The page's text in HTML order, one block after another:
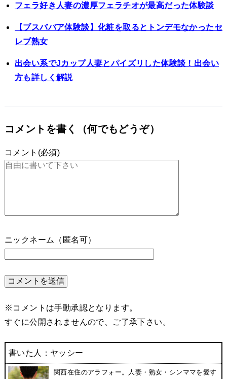
フェラ好き人妻の濃厚フェラチオが最高だった体験談
【ブスババア体験談】化粧を取るとトンデモなかったセ
レブ熟女
出会い系でJカップ人妻とパイズリした体験談！出会い
方も詳しく解説
コメントを書く（何でもどうぞ）
コメント(必須)
ニックネーム（匿名可）
※コメントは手動承認となります。
すぐに公開されませんので、ご了承下さい。
書いた人：ヤッシー
関西在住のアラフォー。人妻・熟女・シンママを愛す